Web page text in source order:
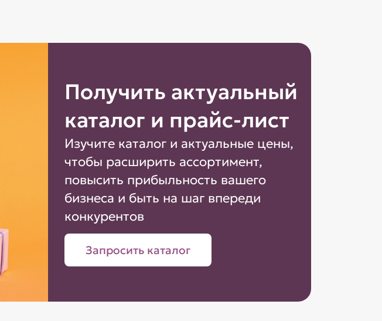
Получить актуальный
каталог и прайс-лист
Изучите каталог и актуальные цены,
чтобы расширить ассортимент,
повысить прибыльность вашего
бизнеса и быть на шаг впереди
конкурентов
Запросить каталог